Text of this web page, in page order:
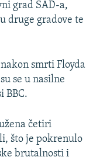
grad SAD-a,
druge gradove te
smrti Floyda
se u nasilne
BBC.
četiri
što je pokrenulo
brutalnosti i